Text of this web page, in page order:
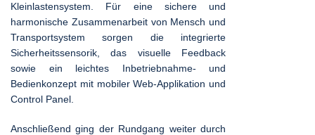
Kleinlastensystem. Für eine sichere und
harmonische Zusammenarbeit von Mensch und
Transportsystem sorgen die integrierte
Sicherheitssensorik, das visuelle Feedback
sowie ein leichtes Inbetriebnahme- und
Bedienkonzept mit mobiler Web-Applikation und
Control Panel.
Anschließend ging der Rundgang weiter durch